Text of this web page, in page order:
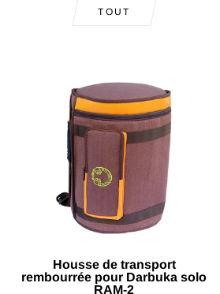
TOUT
Housse de transport
rembourrée pour Darbuka solo
RAM-2